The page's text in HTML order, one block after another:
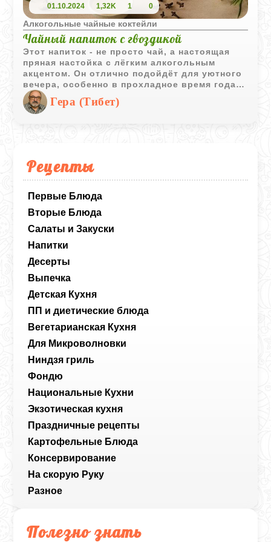
Рецепты
Первые Блюда
Вторые Блюда
Салаты и Закуски
Напитки
Десерты
Выпечка
Детская Кухня
ПП и диетические блюда
Вегетарианская Кухня
Для Микроволновки
Ниндзя гриль
Фондю
Национальные Кухни
Экзотическая кухня
Праздничные рецепты
Картофельные Блюда
Консервирование
На скорую Руку
Разное
Полезно знать
01.10.2024 1,32K 1 0
Алкогольные чайные коктейли
Чайный напиток с гвоздикой
Этот напиток - не просто чай, а настоящая
пряная настойка с лёгким алкогольным
акцентом. Он отлично подойдёт для уютного
вечера, особенно в прохладное время года.
Гвоздика придаёт глубину аромата, а чай -
насыщенность вкуса.
Гера (Тибет)